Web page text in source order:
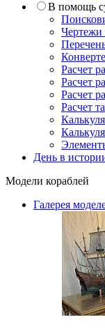
В помощь
Расчет
Расчет
Расчет
Расчет
День в
Модели кораблей
Галерея